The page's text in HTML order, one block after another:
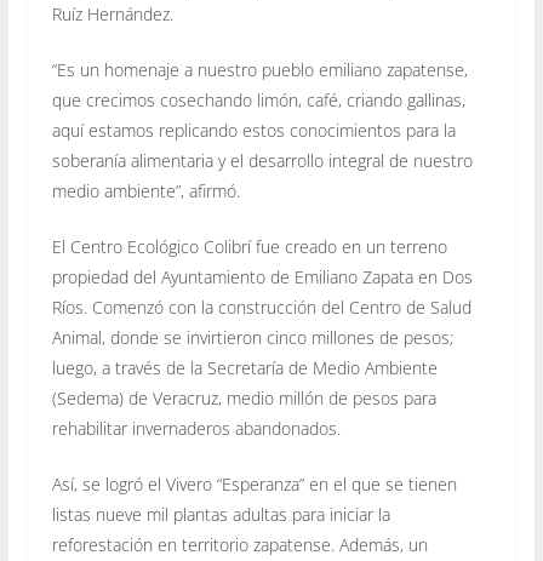
Ruíz Hernández.
“Es un homenaje a nuestro pueblo emiliano zapatense,
que crecimos cosechando limón, café, criando gallinas,
aquí estamos replicando estos conocimientos para la
soberanía alimentaria y el desarrollo integral de nuestro
medio ambiente”, afirmó.
El Centro Ecológico Colibrí fue creado en un terreno
propiedad del Ayuntamiento de Emiliano Zapata en Dos
Ríos. Comenzó con la construcción del Centro de Salud
Animal, donde se invirtieron cinco millones de pesos;
luego, a través de la Secretaría de Medio Ambiente
(Sedema) de Veracruz, medio millón de pesos para
rehabilitar invernaderos abandonados.
Así, se logró el Vivero “Esperanza” en el que se tienen
listas nueve mil plantas adultas para iniciar la
reforestación en territorio zapatense. Además, un